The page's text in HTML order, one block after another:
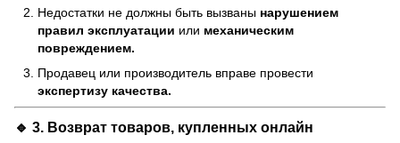
Недостатки не должны быть вызваны нарушением
правил эксплуатации или механическим
повреждением.
Продавец или производитель вправе провести
экспертизу качества.
🔹 3. Возврат товаров, купленных онлайн